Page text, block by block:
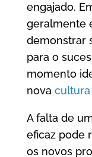
engajado.
geralmente
demonstrar
para o
momento
nova cultura
A falta de
eficaz pode
os novos